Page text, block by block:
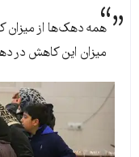
میزان این کاهش در